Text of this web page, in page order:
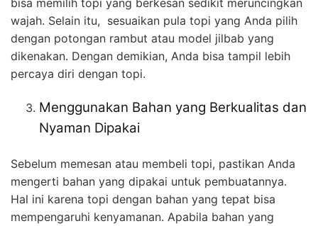
wajah. Selain itu, sesuaikan pula topi yang Anda pilih
dengan potongan rambut atau model jilbab yang
dikenakan. Dengan demikian, Anda bisa tampil lebih
percaya diri dengan topi.
Menggunakan Bahan yang Berkualitas dan
Nyaman Dipakai
Sebelum memesan atau membeli topi, pastikan Anda
mengerti bahan yang dipakai untuk pembuatannya.
Hal ini karena topi dengan bahan yang tepat bisa
mempengaruhi kenyamanan. Apabila bahan yang